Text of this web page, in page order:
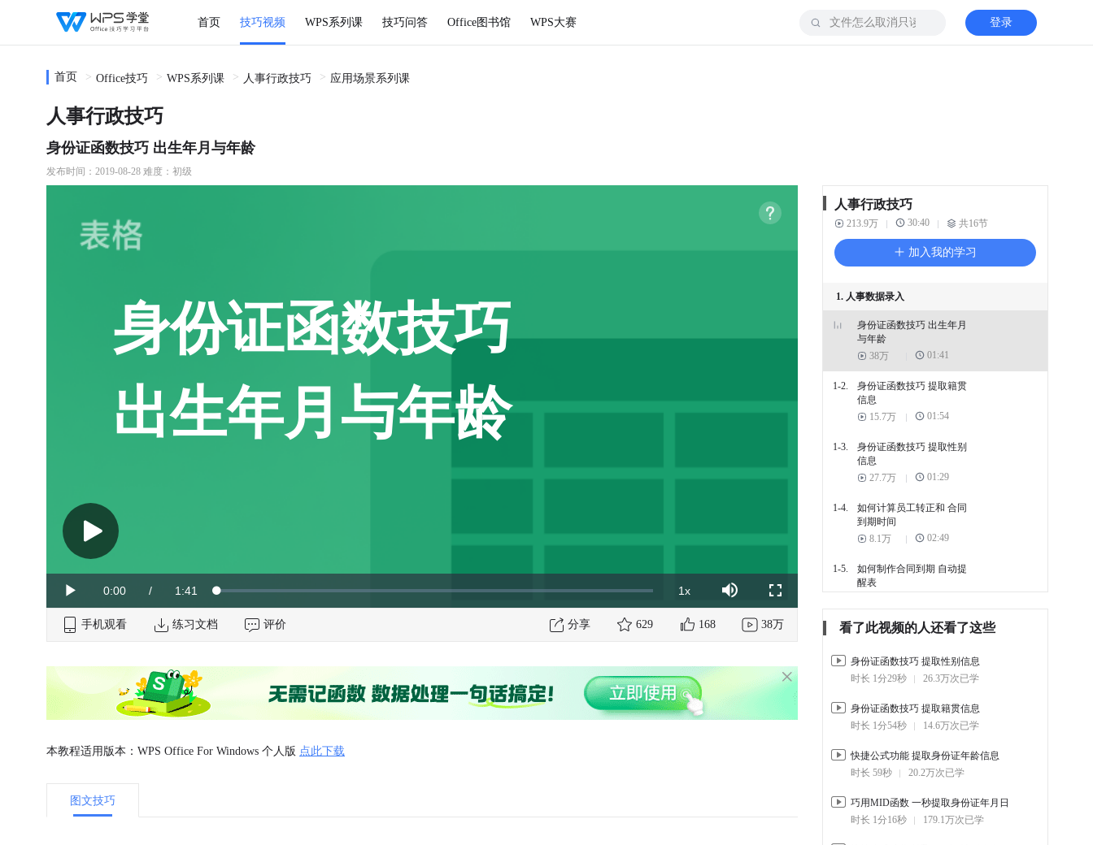
首页 技巧视频 WPS系列课 技巧问答 Office图书馆 WPS大赛 登录
首页 Office技巧 WPS系列课 人事行政技巧 应用场景系列课
人事行政技巧
身份证函数技巧 出生年月与年龄
发布时间：2019-08-28 难度：初级
Play Current
Time
0:00 / Duration
1:41 Loaded:
0%
1xPlayback
Rate
Mute Fullscreen
身份证函数技巧
出生年月与年龄
手机观看 练习文档 评价 分享 629 168 38万
本教程适用版本：WPS Office For Windows 个人版 点此下载
图文技巧
人事行政技巧
213.9万 30:40 共16节
加入我的学习
1. 人事数据录入
身份证函数技巧 出生年月
与年龄
38万
01:41
1-2.
身份证函数技巧 提取籍贯
信息
15.7万
01:54
1-3.
身份证函数技巧 提取性别
信息
27.7万
01:29
1-4.
如何计算员工转正和 合同
到期时间
8.1万
02:49
1-5.
如何制作合同到期 自动提
醒表
1-6.
创建数据透视表 统计员工
7.7万
01:37
工工牌
18.4万
02:26
1-8.
快速用WPS文字打印 会议
坐席牌
快捷公式功能 提取身份证
年龄信息
00:59
看了此视频的人还看了这些
身份证函数技巧 提取性别信息
时长 1分29秒
26.3万次已学
身份证函数技巧 提取籍贯信息
时长 1分54秒
14.6万次已学
快捷公式功能 提取身份证年龄信息
时长 59秒
20.2万次已学
巧用MID函数 一秒提取身份证年月日
时长 1分16秒
179.1万次已学